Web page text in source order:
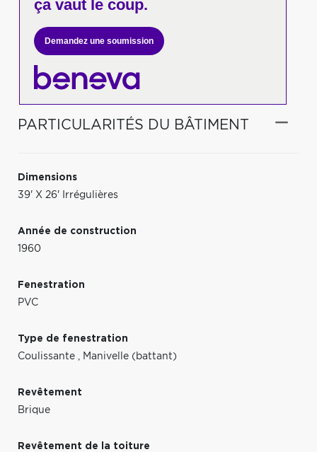
ça vaut le coup.
Demandez une soumission
PARTICULARITÉS DU BÂTIMENT
Dimensions
39' X 26' Irrégulières
Année de construction
1960
Fenestration
PVC
Type de fenestration
Coulissante , Manivelle (battant)
Revêtement
Brique
Revêtement de la toiture